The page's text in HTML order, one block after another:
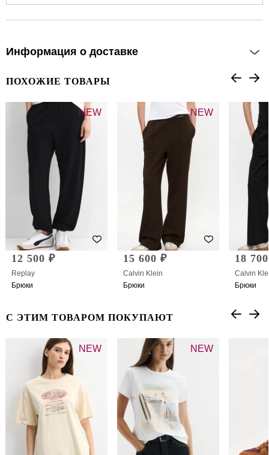
Информация о доставке
ПОХОЖИЕ ТОВАРЫ
NEW
12 500 ₽
Replay
Брюки
NEW
15 600 ₽
Calvin Klein
Брюки
18
Calvin
Брюки
С ЭТИМ ТОВАРОМ ПОКУПАЮТ
NEW NEW